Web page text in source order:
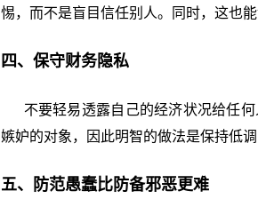
惕，而不是盲目信任别人。同时，这也
四、保守财务隐私
不要轻易透露自己的经济状况给任何
嫉妒的对象，因此明智的做法是保持低
五、防范愚蠢比防备邪恶更难